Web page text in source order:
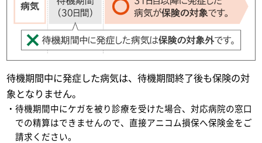
待機期間中に発症した病気は、待機期間終了後も保険の対
象となりません。
・待機期間中にケガを被り診療を受けた場合、対応病院の窓口
での精算はできませんので、直接アニコム損保へ保険金をご
請求ください。